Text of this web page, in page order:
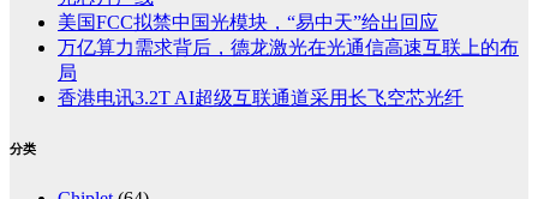
美国FCC拟禁中国光模块，“易中天”给出回应
万亿算力需求背后，德龙激光在光通信高速互联上的布
局
香港电讯3.2T AI超级互联通道采用长飞空芯光纤
分类